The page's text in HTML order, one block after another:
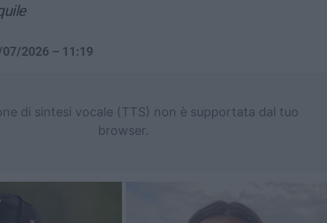
2026 – 11:19
di sintesi vocale (TTS) non è supportata dal tuo
browser.